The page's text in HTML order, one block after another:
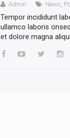
Admin News,
Tempor incididunt
ullamco laboris
et dolore magna